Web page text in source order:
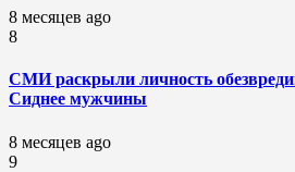
8 месяцев ago
8
СМИ раскрыли личность
Сиднее мужчины
8 месяцев ago
9